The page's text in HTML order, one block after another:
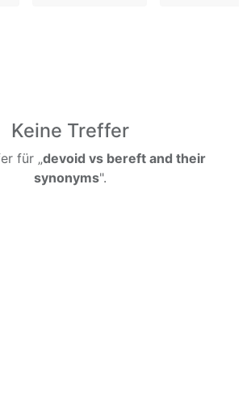
Keine Treffer
für „devoid vs bereft and their
synonyms".